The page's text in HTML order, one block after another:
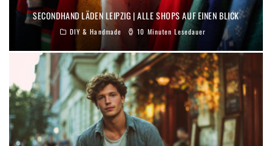
SECONDHAND LÄDEN LEIPZIG | ALLE SHOPS AUF EINEN BLICK
DIY & Handmade 10 Minuten Lesedauer